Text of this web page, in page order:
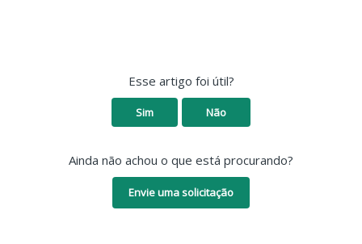
Esse artigo foi útil?
Sim Não
Ainda não achou o que está procurando?
Envie uma solicitação